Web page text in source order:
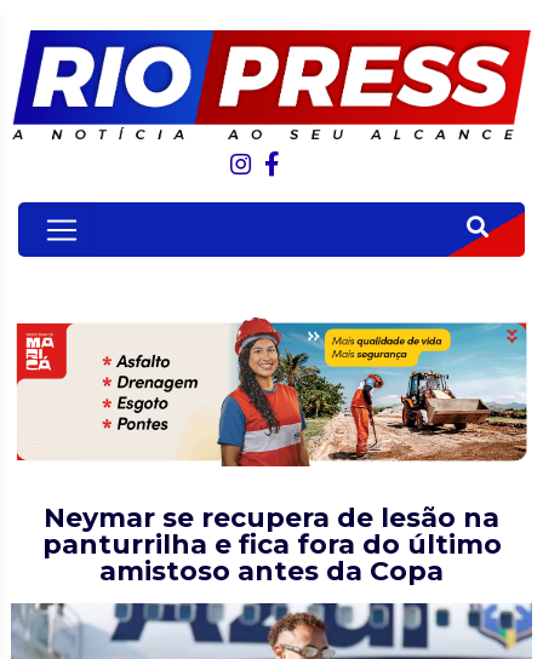
Neymar se recupera de lesão na
panturrilha e fica fora do último
amistoso antes da Copa